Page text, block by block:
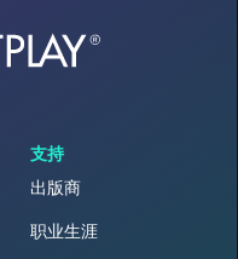
支持
出版商
职业生涯